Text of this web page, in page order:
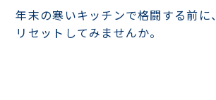
年末の寒いキッチンで格闘する前に
リセットしてみませんか。